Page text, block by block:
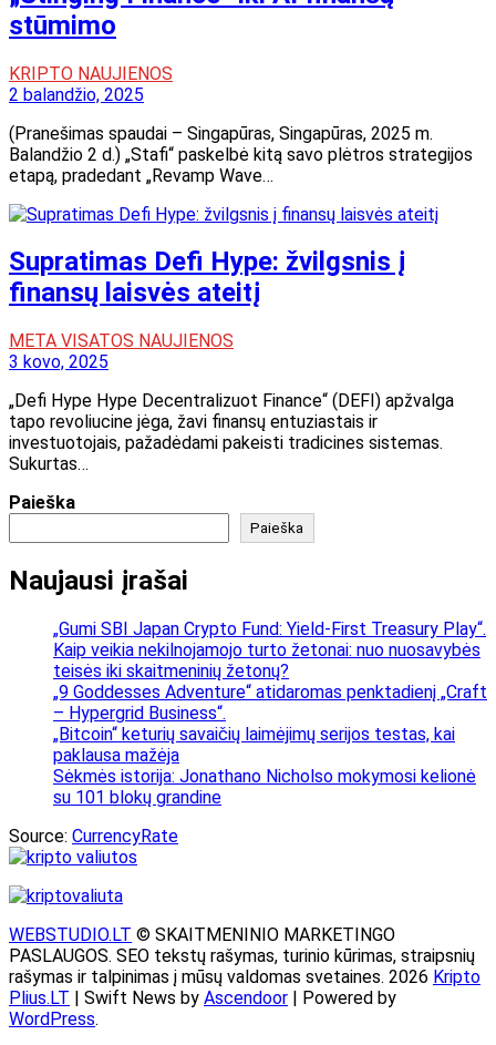
stūmimo
KRIPTO NAUJIENOS
2 balandžio, 2025
(Pranešimas spaudai – Singapūras, Singapūras, 2025 m.
Balandžio 2 d.) „Stafi“ paskelbė kitą savo plėtros strategijos
etapą, pradedant „Revamp Wave…
Supratimas Defi Hype: žvilgsnis į
finansų laisvės ateitį
META VISATOS NAUJIENOS
3 kovo, 2025
„Defi Hype Hype Decentralizuot Finance“ (DEFI) apžvalga
tapo revoliucine jėga, žavi finansų entuziastais ir
investuotojais, pažadėdami pakeisti tradicines sistemas.
Sukurtas…
Paieška
Paieška
Naujausi įrašai
„Gumi SBI Japan Crypto Fund: Yield-First Treasury Play“.
Kaip veikia nekilnojamojo turto žetonai: nuo nuosavybės
teisės iki skaitmeninių žetonų?
„9 Goddesses Adventure“ atidaromas penktadienį „Craft
– Hypergrid Business“.
„Bitcoin“ keturių savaičių laimėjimų serijos testas, kai
paklausa mažėja
Sėkmės istorija: Jonathano Nicholso mokymosi kelionė
su 101 blokų grandine
Source: CurrencyRate
WEBSTUDIO.LT © SKAITMENINIO MARKETINGO
PASLAUGOS. SEO tekstų rašymas, turinio kūrimas, straipsnių
rašymas ir talpinimas į mūsų valdomas svetaines. 2026 Kripto
Plius.LT | Swift News by Ascendoor | Powered by
WordPress.